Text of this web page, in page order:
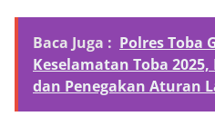
Baca Juga : Polres Toba
Keselamatan Toba
dan Penegakan Aturan